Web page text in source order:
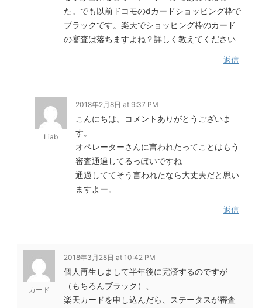
た。でも以前ドコモのdカードショッピング枠で
ブラックです。楽天でショッピング枠のカード
の審査は落ちますよね？詳しく教えてください
返信
Liab
2018年2月8日 at 9:37 PM
こんにちは。コメントありがとうございま
す。
オペレーターさんに言われたってことはもう
審査通過してるっぽいですね
通過しててそう言われたなら大丈夫だと思い
ますよー。
返信
カード
2018年3月28日 at 10:42 PM
個人再生しまして半年後に完済するのですが
（もちろんブラック）、
楽天カードを申し込んだら、ステータスが審査